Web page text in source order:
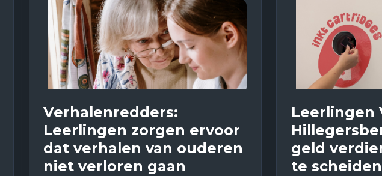
Verhalenredders:
Leerlingen zorgen ervoor
dat verhalen van ouderen
niet verloren gaan
Leerlingen
geld
te scheiden